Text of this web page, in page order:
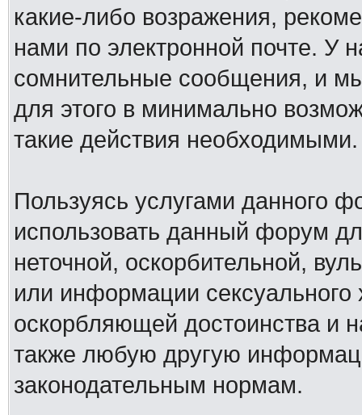
какие-либо возражения,
нами по электронной почте. У
сомнительные сообщения, и
для этого в минимально
такие действия необходимыми.
Пользуясь услугами данного
использовать данный форум
неточной, оскорбительной,
или информации
оскорбляющей достоинства и
также любую другую
законодательным нормам.